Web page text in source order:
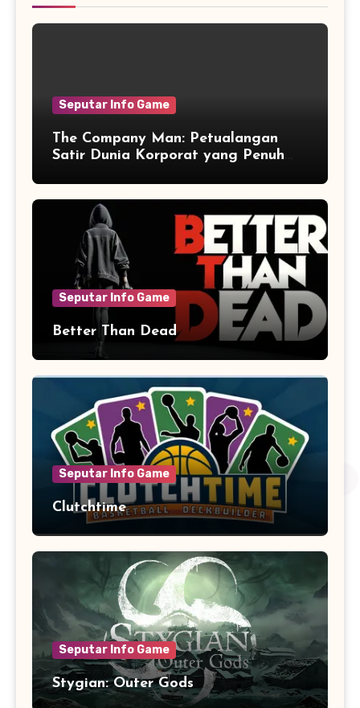
Seputar Info Game
The Company Man: Petualangan
Satir Dunia Korporat yang Penuh
Seputar Info Game
Better Than Dead
Seputar Info Game
Clutchtime
Seputar Info Game
Stygian: Outer Gods